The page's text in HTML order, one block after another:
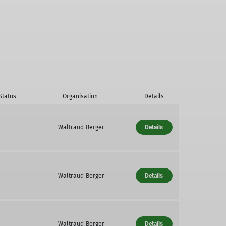
Organisation Details
Waltraud Berger Details
Waltraud Berger Details
Waltraud Berger Details